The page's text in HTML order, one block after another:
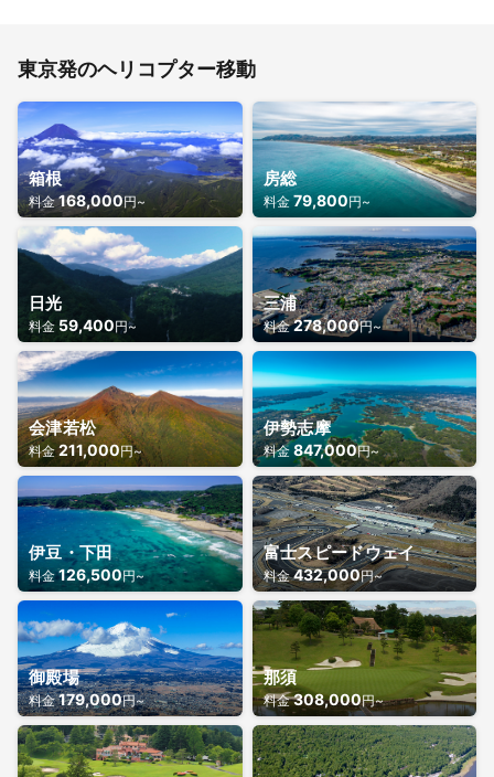
東京発のヘリコプター移動
箱根
料金168,000円~
房総
料金 79,800円~
日光
料金 59,400円~
三浦
料金278,000円~
会津若松
料金211,000円~
伊勢志摩
料金 847,000円~
伊豆・下田
料金126,500円~
富士スピードウェイ
料金432,000円~
御殿場
料金179,000円~
那須
料金308,000円~